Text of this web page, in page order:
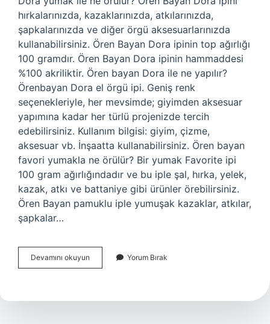
hırkalarınızda, kazaklarınızda, atkılarınızda,
şapkalarınızda ve diğer örgü aksesuarlarınızda
kullanabilirsiniz. Ören Bayan Dora ipinin top ağırlığı
100 gramdır. Ören Bayan Dora ipinin hammaddesi
%100 akriliktir. Ören bayan Dora ile ne yapılır?
Örenbayan Dora el örgü ipi. Geniş renk
seçenekleriyle, her mevsimde; giyimden aksesuar
yapımına kadar her türlü projenizde tercih
edebilirsiniz. Kullanım bilgisi: giyim, çizme,
aksesuar vb. İnşaatta kullanabilirsiniz. Ören bayan
favori yumakla ne örülür? Bir yumak Favorite ipi
100 gram ağırlığındadır ve bu iple şal, hırka, yelek,
kazak, atkı ve battaniye gibi ürünler örebilirsiniz.
Ören Bayan pamuklu iple yumuşak kazaklar, atkılar,
şapkalar…
Devamını okuyun
Yumakla
Yorum Bırak